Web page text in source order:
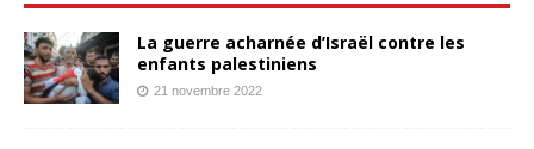
La guerre acharnée d’Israël contre les
enfants palestiniens
21 novembre 2022